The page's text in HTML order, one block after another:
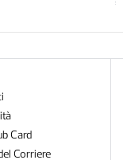
Card
Corriere